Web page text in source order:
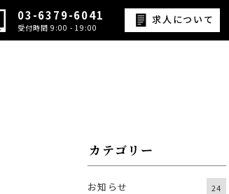
03-6379-6041
受付時間 9:00 - 19:00
求人について
カテゴリー
お知らせ 24